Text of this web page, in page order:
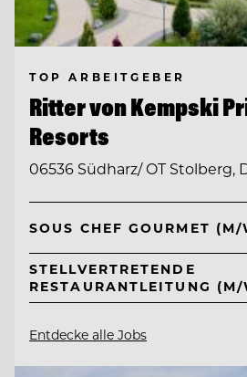
TOP ARBEITGEBER
Ritter von Kempski
Resorts
06536 Südharz/ OT Stolberg,
SOUS CHEF GOURMET (M/
STELLVERTRETENDE
RESTAURANTLEITUNG
Entdecke alle Jobs